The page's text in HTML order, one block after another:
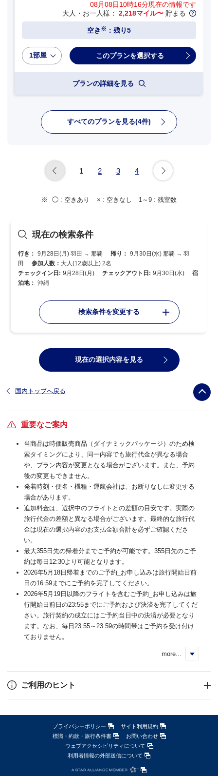
08月08日10時16分現在の情報です
大人・お一人様： 2,218マイル〜 貯まる
空き ※ ：残り5
1部屋
プランの詳細を見る
すべてのプランを見る(4件)
1 2 3 4
◯ : 空きあり × : 空きなし 1～9 : 残室数
現在の検索条件
行き： 9月28日(月) 羽田 → 那覇 帰り： 9月30日(水) 那覇 → 羽
田
参加人数： 大人(12歳以上) 2名
チェックイン日: 9月28日(月) チェックアウト日: 9月30日(水)
宿
泊地： 沖縄
検索条件を変更する
現在の選択内容を見る
国内トップへ戻る
重要なご案内
当商品は時価販売商品（ダイナミックパッケージ）のため検
索タイミングにより、同一内容でも旅行代金が異なる場合
や、プラン内容が変更となる場合がございます。また、予約
後の変更もできません。
発着時刻・便名・機種・運航会社は、お断りなしに変更する
場合があります。
追加料金は、選択中のフライトとの差額の目安です。実際の
旅行代金の差額と異なる場合がございます。最終的な旅行代
金は現在の選択内容のお支払金額合計を必ずご確認くださ
い。
最大355日先の帰着分までご予約が可能です。355日先のご予
約は毎日12:30より可能となります。
2026年5月18日帰着までのご予約_お申し込みは旅行開始日前
日の16:59までにご予約を完了してください。
2026年5月19日以降のフライトを含むご予約_お申し込みは旅
行開始日前日の23:55までにご予約および決済を完了してくだ
さい。旅行契約の成立にはご予約当日中の決済が必要となり
ます。なお、毎日23:55～23:59の時間帯はご予約を受け付け
ておりません。
more...
く
ご利用のヒント
プライバシーポリシー
サイト利用規約
標識・約款・旅行条件書
お問い合わせ
ウェブアクセシビリティについて
利用者情報の外部送信について